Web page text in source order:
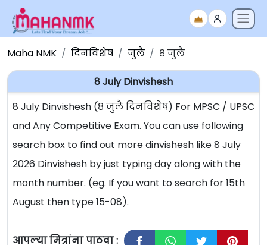
Maha NMK दिनविशेष जुलै ८ जुलै
8 July Dinvishesh
8 July Dinvishesh (८ जुलै दिनविशेष) For MPSC / UPSC
and Any Competitive Exam. You can use following
search box to find out more dinvishesh like 8 July
2026 Dinvishesh by just typing day along with the
month number. (eg. If you want to search for 15th
August then type 15-08).
आपल्या मित्रांना पाठवा :